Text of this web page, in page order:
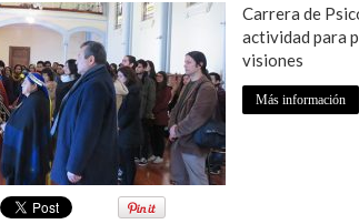
Carrera de
actividad para
visiones
Más información